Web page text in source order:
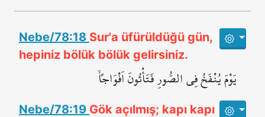
Nebe/78:18 Sur'a üfürüldüğü gün,
hepiniz bölük bölük gelirsiniz.
يَوْمَ يُنْفَخُ فِي الصُّورِ فَتَأْتُونَ اَفْوَاجاًۙ
Nebe/78:19 Gök açılmış; kapı kapı